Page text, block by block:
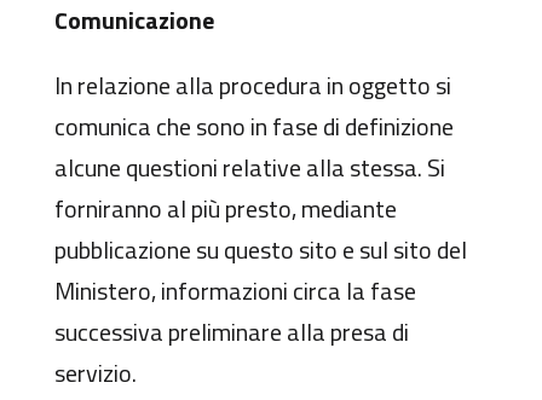
Comunicazione
In relazione alla procedura in oggetto si
comunica che sono in fase di definizione
alcune questioni relative alla stessa. Si
forniranno al più presto, mediante
pubblicazione su questo sito e sul sito del
Ministero, informazioni circa la fase
successiva preliminare alla presa di
servizio.​